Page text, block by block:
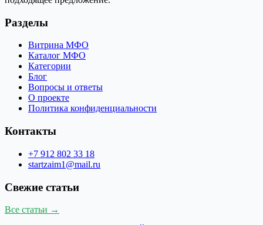
Разделы
Витрина МФО
Каталог МФО
Категории
Блог
Вопросы и ответы
О проекте
Политика конфиденциальности
Контакты
+7 912 802 33 18
startzaim1@mail.ru
Свежие статьи
Все статьи →